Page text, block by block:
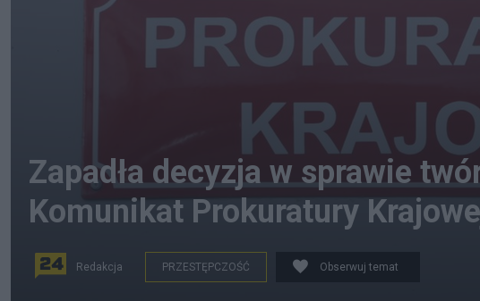
Zapadła decyzja w sprawie
Komunikat Prokuratury
Redakcja PRZESTĘPCZOŚĆ Obserwuj temat